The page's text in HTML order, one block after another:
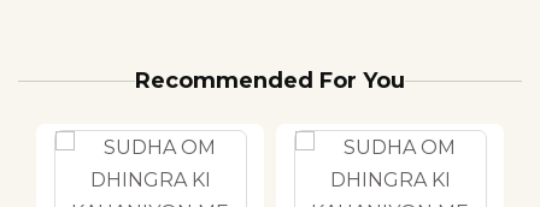
Recommended For You